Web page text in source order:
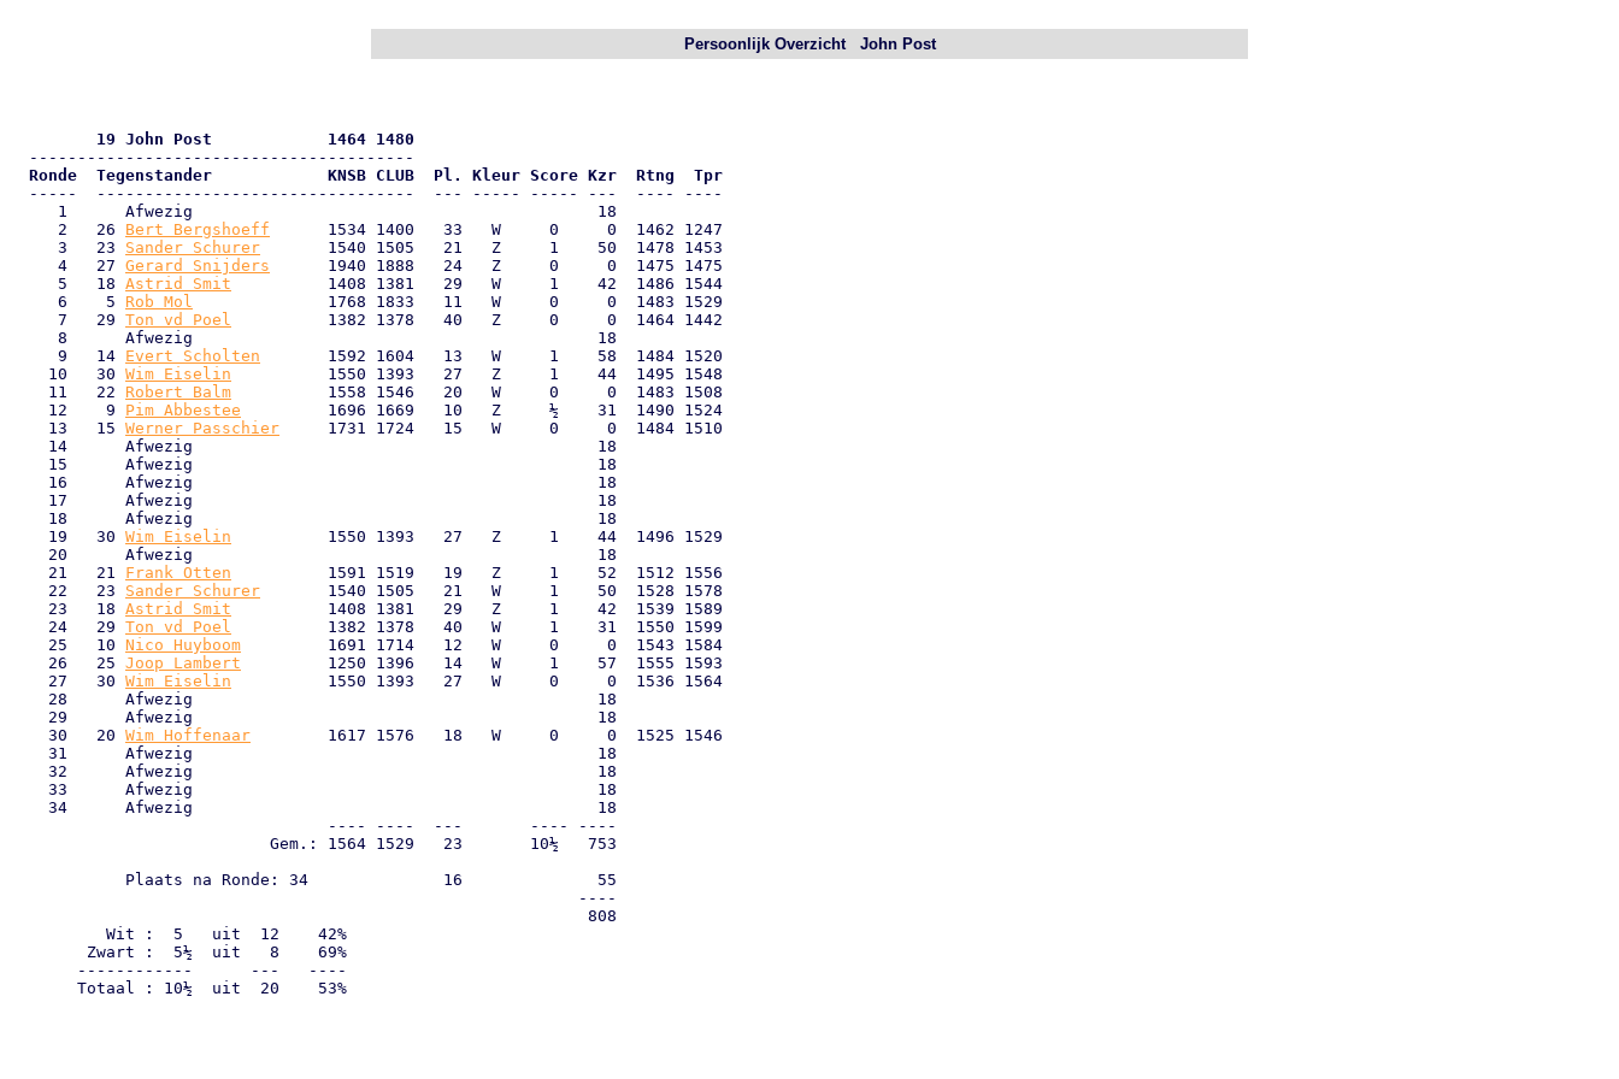
Persoonlijk Overzicht John Post
         19 John Post            1464 1480
  Ronde  Tegenstander            KNSB CLUB  Pl. Kleur Score Kzr  Rtng  Tpr
-----  ---------------------------------  --- ----- ----- ---  ---- ----
     1      Afwezig                                          18
     2   26
Bert Bergshoeff
      1534 1400   33   W     0     0  1462 1247
     3   23
Sander Schurer
       1540 1505   21   Z     1    50  1478 1453
     4   27
Gerard Snijders
      1940 1888   24   Z     0     0  1475 1475
     5   18
Astrid Smit
          1408 1381   29   W     1    42  1486 1544
     6    5
Rob Mol
              1768 1833   11   W     0     0  1483 1529
     7   29
Ton vd Poel
          1382 1378   40   Z     0     0  1464 1442
     8      Afwezig                                          18
     9   14
Evert Scholten
       1592 1604   13   W     1    58  1484 1520
    10   30
Wim Eiselin
          1550 1393   27   Z     1    44  1495 1548
    11   22
Robert Balm
          1558 1546   20   W     0     0  1483 1508
    12    9
Pim Abbestee
         1696 1669   10   Z     ½    31  1490 1524
    13   15
Werner Passchier
     1731 1724   15   W     0     0  1484 1510
    14      Afwezig                                          18
    15      Afwezig                                          18
    16      Afwezig                                          18
    17      Afwezig                                          18
    18      Afwezig                                          18
    19   30
Wim Eiselin
          1550 1393   27   Z     1    44  1496 1529
    20      Afwezig                                          18
    21   21
Frank Otten
          1591 1519   19   Z     1    52  1512 1556
    22   23
Sander Schurer
       1540 1505   21   W     1    50  1528 1578
    23   18
Astrid Smit
          1408 1381   29   Z     1    42  1539 1589
    24   29
Ton vd Poel
          1382 1378   40   W     1    31  1550 1599
    25   10
Nico Huyboom
         1691 1714   12   W     0     0  1543 1584
    26   25
Joop Lambert
         1250 1396   14   W     1    57  1555 1593
    27   30
Wim Eiselin
          1550 1393   27   W     0     0  1536 1564
    28      Afwezig                                          18
    29      Afwezig                                          18
    30   20
Wim Hoffenaar
        1617 1576   18   W     0     0  1525 1546
    31      Afwezig                                          18
    32      Afwezig                                          18
    33      Afwezig                                          18
    34      Afwezig                                          18
                                 ---- ----  ---       ---- ----
                           Gem.: 1564 1529   23       10½   753
            Plaats na Ronde: 34              16              55
                                                           ----
                                                            808
          Wit :  5   uit  12    42%
        Zwart :  5½  uit   8    69%
       ------------      ---   ----
       Totaal : 10½  uit  20    53%